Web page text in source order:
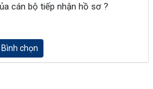
cán bộ tiếp nhận hồ sơ ?
Bình chọn